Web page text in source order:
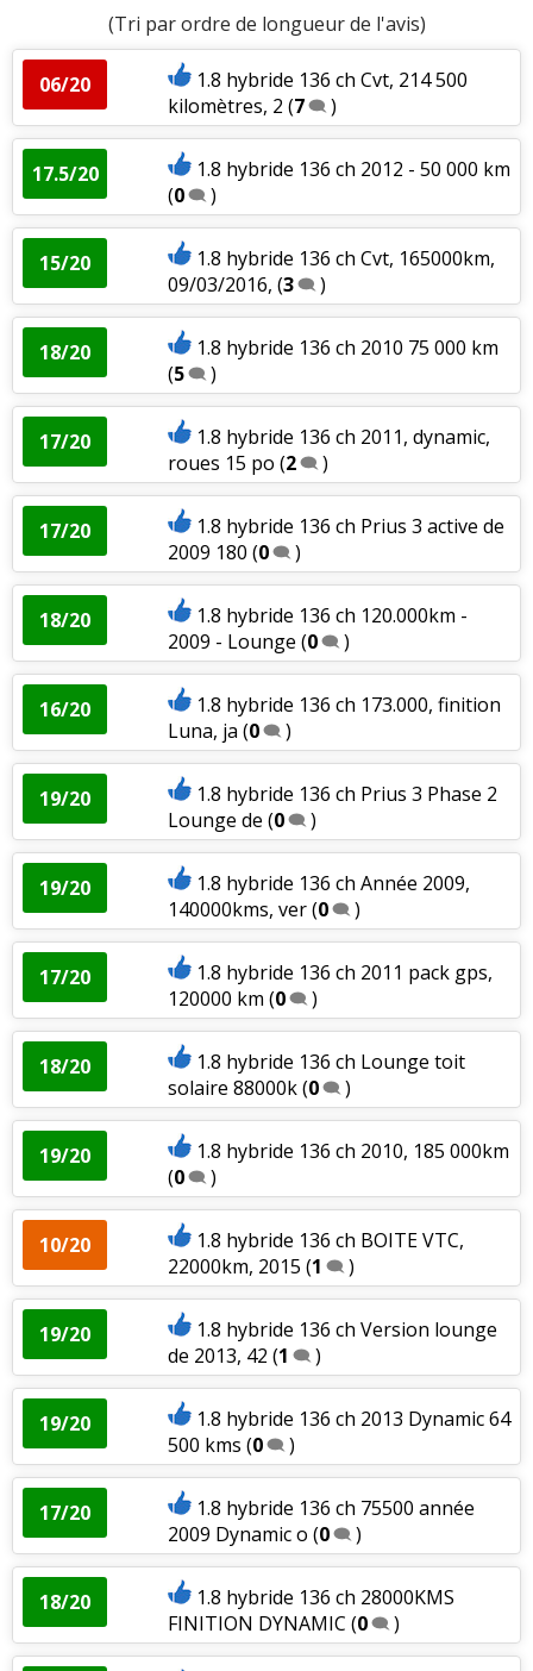
(Tri par ordre de longueur de l'avis)
06/20
1.8 hybride 136 ch Cvt, 214 500
kilomètres, 2 (7 )
17.5/20
1.8 hybride 136 ch 2012 - 50 000 km
(0 )
15/20
1.8 hybride 136 ch Cvt, 165000km,
09/03/2016, (3 )
18/20
1.8 hybride 136 ch 2010 75 000 km
(5 )
17/20
1.8 hybride 136 ch 2011, dynamic,
roues 15 po (2 )
17/20
1.8 hybride 136 ch Prius 3 active de
2009 180 (0 )
18/20
1.8 hybride 136 ch 120.000km -
2009 - Lounge (0 )
16/20
1.8 hybride 136 ch 173.000, finition
Luna, ja (0 )
19/20
1.8 hybride 136 ch Prius 3 Phase 2
Lounge de (0 )
19/20
1.8 hybride 136 ch Année 2009,
140000kms, ver(0 )
17/20
1.8 hybride 136 ch 2011 pack gps,
120000 km (0 )
18/20
1.8 hybride 136 ch Lounge toit
solaire 88000k(0 )
19/20
1.8 hybride 136 ch 2010, 185 000km
(0 )
10/20
1.8 hybride 136 ch BOITE VTC,
22000km, 2015 (1 )
19/20
1.8 hybride 136 ch Version lounge
de 2013, 42 (1 )
19/20
1.8 hybride 136 ch 2013 Dynamic 64
500 kms (0 )
17/20
1.8 hybride 136 ch 75500 année
2009 Dynamic o (0 )
18/20
1.8 hybride 136 ch 28000KMS
FINITION DYNAMIC (0 )